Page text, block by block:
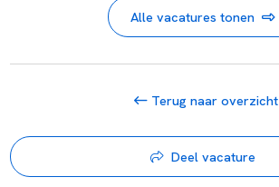
Alle vacatures tonen
Terug naar overzicht
Deel vacature